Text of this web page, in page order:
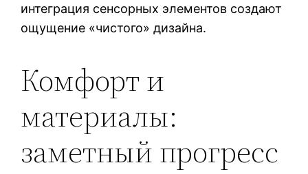
интеграция сенсорных элементов создают
ощущение «чистого» дизайна.
Комфорт и
материалы:
заметный прогресс